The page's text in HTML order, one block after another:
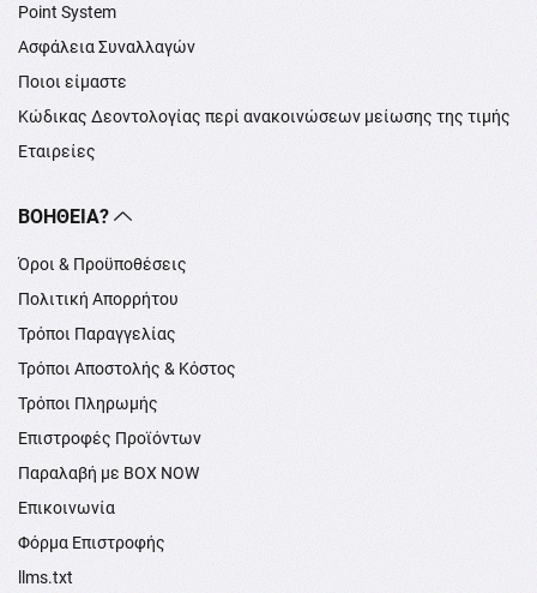
Point System
Ασφάλεια Συναλλαγών
Ποιοι είμαστε
Κώδικας Δεοντολογίας περί ανακοινώσεων μείωσης της τιμής
Εταιρείες
ΒΟΉΘΕΙΑ?
Όροι & Προϋποθέσεις
Πολιτική Απορρήτου
Τρόποι Παραγγελίας
Τρόποι Αποστολής & Κόστος
Τρόποι Πληρωμής
Επιστροφές Προϊόντων
Παραλαβή με BOX NOW
Επικοινωνία
Φόρμα Επιστροφής
llms.txt